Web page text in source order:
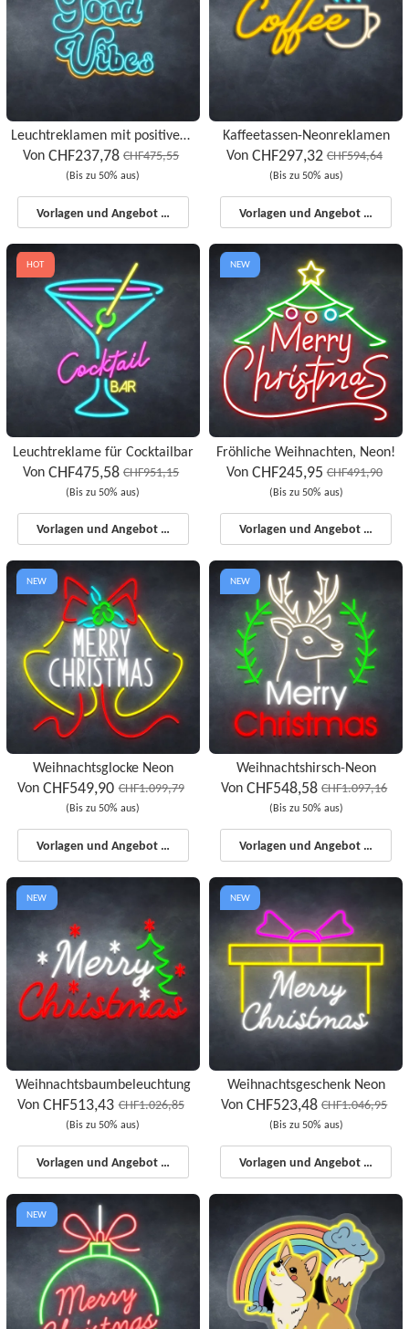
Leuchtreklamen mit positiver Ausstrahlung
Von CHF237,78 CHF475,55
(Bis zu 50% aus)
Vorlagen und Angebot starten
Kaffeetassen-Neonreklamen
Von CHF297,32 CHF594,64
(Bis zu 50% aus)
Vorlagen und Angebot starten
HOT
Leuchtreklame für Cocktailbar
Von CHF475,58 CHF951,15
(Bis zu 50% aus)
Vorlagen und Angebot starten
NEW
Fröhliche Weihnachten, Neon!
Von CHF245,95 CHF491,90
(Bis zu 50% aus)
Vorlagen und Angebot starten
NEW
Weihnachtsglocke Neon
VonCHF549,90 CHF1.099,79
(Bis zu 50% aus)
Vorlagen und Angebot starten
NEW
Weihnachtshirsch-Neon
VonCHF548,58 CHF1.097,16
(Bis zu 50% aus)
Vorlagen und Angebot starten
NEW
Weihnachtsbaumbeleuchtung
VonCHF513,43 CHF1.026,85
(Bis zu 50% aus)
Vorlagen und Angebot starten
NEW
Weihnachtsgeschenk Neon
VonCHF523,48 CHF1.046,95
(Bis zu 50% aus)
Vorlagen und Angebot starten
NEW